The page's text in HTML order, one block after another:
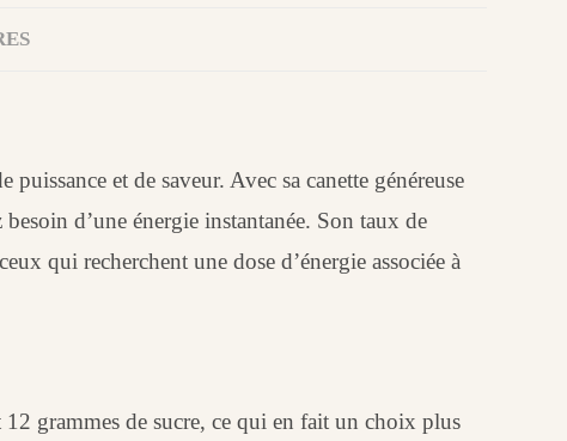
puissance et de saveur. Avec sa canette généreuse
d’une énergie instantanée. Son taux de
qui recherchent une dose d’énergie associée à
grammes de sucre, ce qui en fait un choix plus